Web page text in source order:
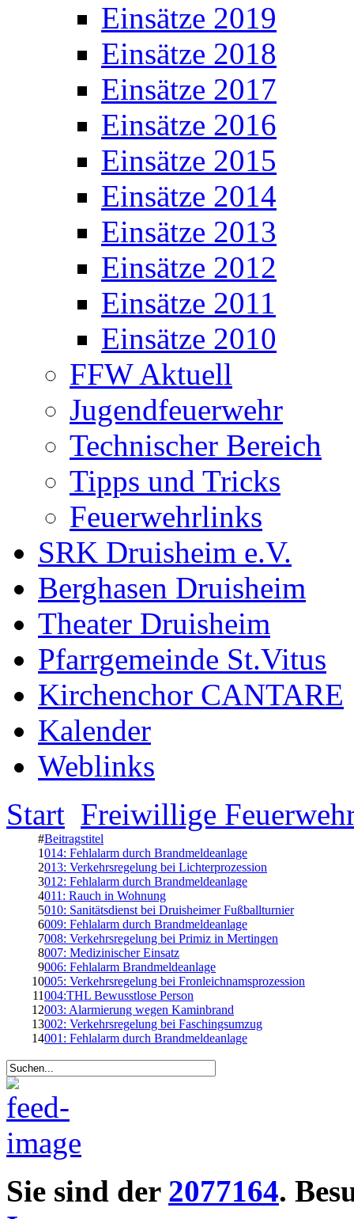
Einsätze 2019
Einsätze 2018
Einsätze 2017
Einsätze 2016
Einsätze 2015
Einsätze 2014
Einsätze 2013
Einsätze 2012
Einsätze 2011
Einsätze 2010
FFW Aktuell
Jugendfeuerwehr
Technischer Bereich
Tipps und Tricks
Feuerwehrlinks
SRK Druisheim e.V.
Berghasen Druisheim
Theater Druisheim
Pfarrgemeinde St.Vitus
Kirchenchor CANTARE
Kalender
Weblinks
Start Freiwillige
#Beitragstitel
1014: Fehlalarm durch Brandmeldeanlage
2013: Verkehrsregelung bei Lichterprozession
3012: Fehlalarm durch Brandmeldeanlage
4011: Rauch in Wohnung
5010: Sanitätsdienst bei Druisheimer Fußballturnier
6009: Fehlalarm durch Brandmeldeanlage
7008: Verkehrsregelung bei Primiz in Mertingen
8007: Medizinischer Einsatz
9006: Fehlalarm Brandmeldeanlage
10005: Verkehrsregelung bei Fronleichnamsprozession
11004:THL Bewusstlose Person
12003: Alarmierung wegen Kaminbrand
13002: Verkehrsregelung bei Faschingsumzug
14001: Fehlalarm durch Brandmeldeanlage
Sie sind der 2077164.